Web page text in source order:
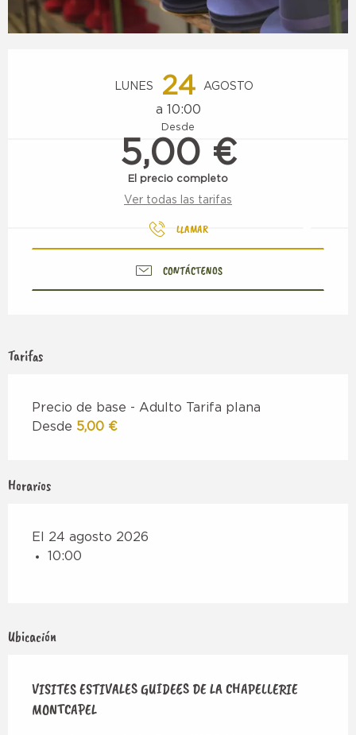
LUNES 24 AGOSTO
a 10:00
Desde
5,00 €
El precio completo
Ver todas las tarifas
LLAMAR
CONTÁCTENOS
Tarifas
Precio de base - Adulto Tarifa plana
Desde 5,00 €
Horarios
El 24 agosto 2026
10:00
Ubicación
VISITES ESTIVALES GUIDEES DE LA CHAPELLERIE
MONTCAPEL